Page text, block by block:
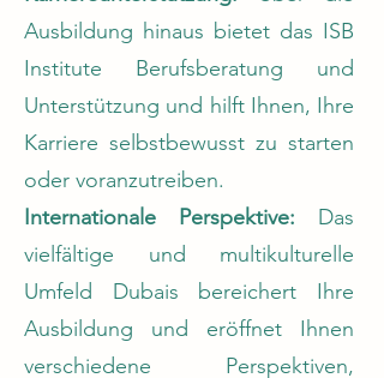
Ausbildung hinaus bietet das ISB
Institute Berufsberatung und
Unterstützung und hilft Ihnen, Ihre
Karriere selbstbewusst zu starten
oder voranzutreiben.
Internationale Perspektive: Das
vielfältige und multikulturelle
Umfeld Dubais bereichert Ihre
Ausbildung und eröffnet Ihnen
verschiedene Perspektiven,